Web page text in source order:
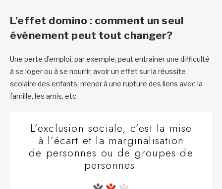
L’effet domino : comment un seul
événement peut tout changer?
Une perte d’emploi, par exemple, peut entrainer une difficulté
à se loger ou à se nourrir, avoir un effet sur la réussite
scolaire des enfants, mener à une rupture des liens avec la
famille, les amis, etc.
L’exclusion sociale, c’est la mise
à l’écart et la marginalisation
de personnes ou de groupes de
personnes.